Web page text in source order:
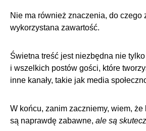
Nie ma również znaczenia, do czego
wykorzystana zawartość.
Świetna treść jest niezbędna nie
i wszelkich postów gości, które
inne kanały, takie jak media
W końcu, zanim zaczniemy, wiem,
są naprawdę zabawne, ale są